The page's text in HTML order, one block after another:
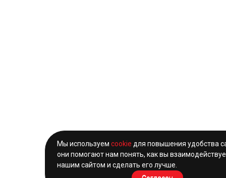
Мы используемcookie для повышения удобства
они помогают нам понять, как вы
нашим сайтом и сделать его лучше.